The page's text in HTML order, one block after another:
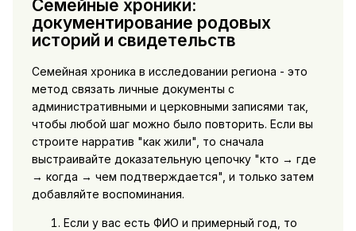
Семейные хроники:
документирование родовых
историй и свидетельств
Семейная хроника в исследовании региона - это
метод связать личные документы с
административными и церковными записями так,
чтобы любой шаг можно было повторить. Если вы
строите нарратив "как жили", то сначала
выстраивайте доказательную цепочку "кто → где
→ когда → чем подтверждается", и только затем
добавляйте воспоминания.
Если у вас есть ФИО и примерный год, то